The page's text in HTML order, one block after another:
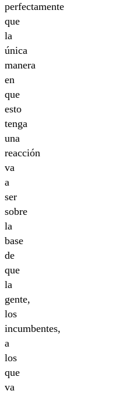
perfectamente
que
la
única
manera
en
que
esto
tenga
una
reacción
va
a
ser
sobre
la
base
de
que
la
gente,
los
incumbentes,
a
los
que
va